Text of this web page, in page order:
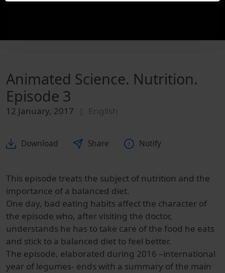
Animated Science. Nutrition.
Episode 3
12 January, 2017 English
Download Share Notify
This episode treats the subject of nutrition and the
importance of a balanced diet.
One day, bad eating habits affect the character of
the episode who, after visiting the doctor,
understands he has to take care of the food he eats
and stick to a balanced diet to feel better.
The episode, elaborated during 2016 –international
year of legumes- ends with a summary of the main